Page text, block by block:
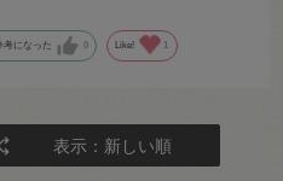
考になった 0 Like! 1
表示：新しい順